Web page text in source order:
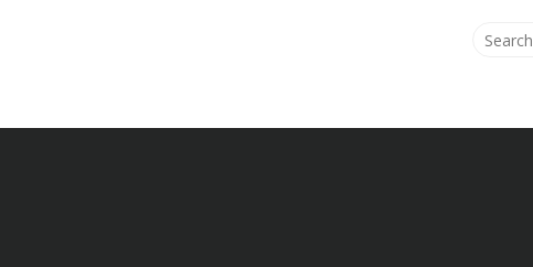
Search